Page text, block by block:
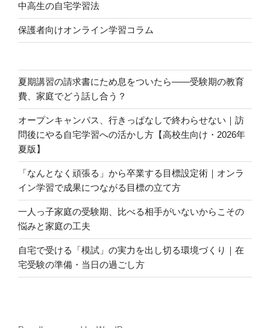
中高生の自宅学習法
保護者向けオンライン学習コラム
夏期講習の請求書にため息をついたら――受験期の教育
費、家庭でどう話し合う？
オープンキャンパス、行きっぱなしで終わらせない｜訪
問後にやる自宅学習への活かし方【高校生向け・2026年
夏版】
「なんとなく頑張る」から卒業する目標設定術｜オンラ
イン学習で成果につながる目標の立て方
一人っ子家庭の受験期、比べる相手がいないからこその
悩みと家庭の工夫
自宅で受ける「模試」の実力を出し切る環境づくり｜在
宅受験の準備・当日の過ごし方